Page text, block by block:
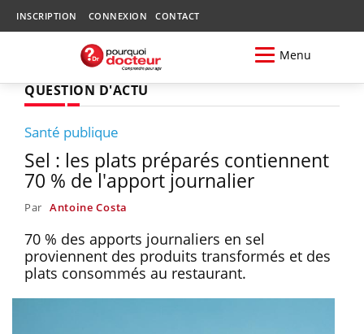
INSCRIPTION CONNEXION CONTACT
Menu
QUESTION D'ACTU
Santé publique
Sel : les plats préparés contiennent
70 % de l'apport journalier
Par Antoine Costa
70 % des apports journaliers en sel
proviennent des produits transformés et des
plats consommés au restaurant.